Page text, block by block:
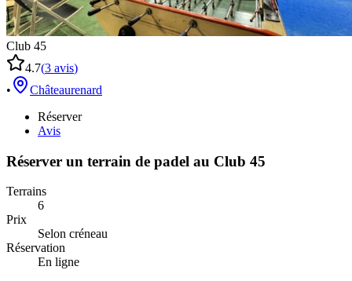
Club 45
4.7(3 avis)
•
Châteaurenard
Réserver
Avis
Réserver un terrain de padel au Club 45
Terrains
6
Prix
Selon créneau
Réservation
En ligne